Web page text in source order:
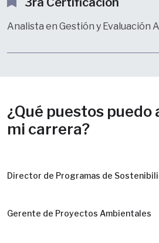
Analista en Gestión y Evaluación
¿Qué puestos puedo
mi carrera?
Director de Programas de
Gerente de Proyectos Ambientales